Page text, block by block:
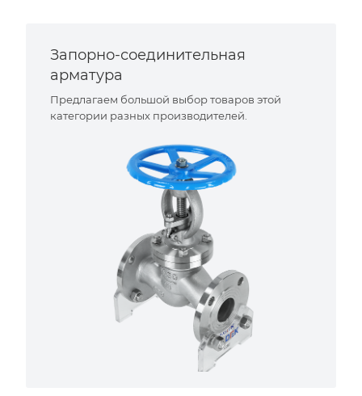
Запорно-соединительная
арматура
Предлагаем большой выбор товаров этой
категории разных производителей.